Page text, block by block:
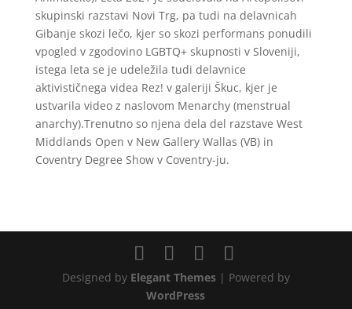
skupinski razstavi Novi Trg, pa tudi na delavnicah
Gibanje skozi lečo, kjer so skozi performans ponudili
vpogled v zgodovino LGBTQ+ skupnosti v Sloveniji,
istega leta se je udeležila tudi delavnice
aktivističnega videa Rez! v galeriji Škuc, kjer je
ustvarila video z naslovom Menarchy (menstrual
anarchy).Trenutno so njena dela del razstave West
Middlands Open v New Gallery Wallas (VB) in
Coventry Degree Show v Coventry-ju.
Designed by Elegant Themes| Powered by
WordPress